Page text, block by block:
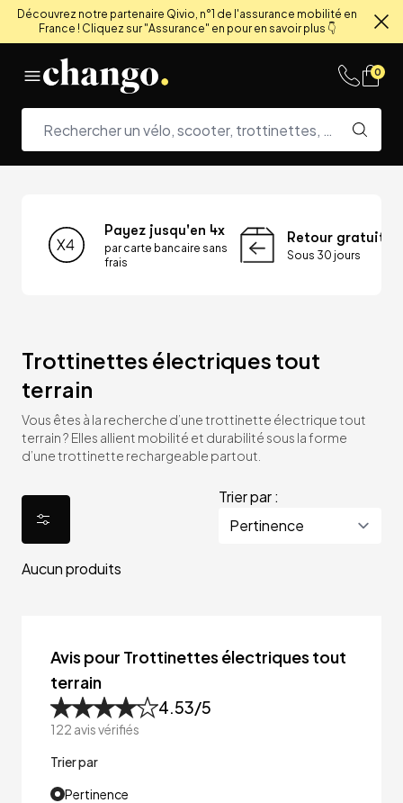
Découvrez notre partenaire Qivio, n°1 de l'assurance mobilité en
France ! Cliquez sur "Assurance" en pour en savoir plus 👇
0
Payez jusqu'en 4x
par carte bancaire sans
frais
Retour gratuit
Sous 30 jours
Trottinettes électriques tout
terrain
Vous êtes à la recherche d’une trottinette électrique tout
terrain ? Elles allient mobilité et durabilité sous la forme
d’une trottinette rechargeable partout.
Trier par :
Aucun produits
Avis pour Trottinettes électriques tout
terrain
4.53/5
122 avis vérifiés
Trier par
Pertinence